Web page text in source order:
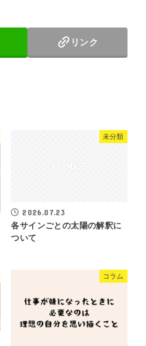
リンク
未分類
2026.07.23
各サインごとの太陽の解釈に
ついて
コラム